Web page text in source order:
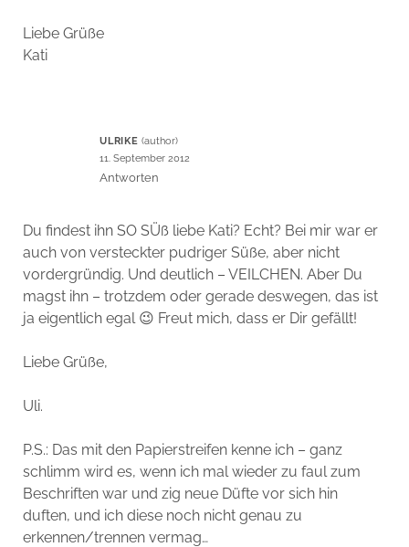
Liebe Grüße
Kati
ULRIKE
11. September 2012
Antworten
Du findest ihn SO SÜß liebe Kati? Echt? Bei mir war er
auch von versteckter pudriger Süße, aber nicht
vordergründig. Und deutlich – VEILCHEN. Aber Du
magst ihn – trotzdem oder gerade deswegen, das ist
ja eigentlich egal 😉 Freut mich, dass er Dir gefällt!
Liebe Grüße,
Uli.
P.S.: Das mit den Papierstreifen kenne ich – ganz
schlimm wird es, wenn ich mal wieder zu faul zum
Beschriften war und zig neue Düfte vor sich hin
duften, und ich diese noch nicht genau zu
erkennen/trennen vermag…